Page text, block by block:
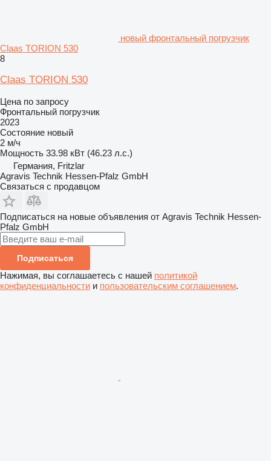
новый фронтальный погрузчик
Claas TORION 530
8
Claas TORION 530
Цена по запросу
Фронтальный погрузчик
2023
Состояние новый
2 м/ч
Мощность 33.98 кВт (46.23 л.с.)
Германия, Fritzlar
Agravis Technik Hessen-Pfalz GmbH
Связаться с продавцом
Подписаться на новые объявления от Agravis Technik Hessen-
Pfalz GmbH
Подписаться
Нажимая, вы соглашаетесь с нашей политикой
конфиденциальности и пользовательским соглашением.